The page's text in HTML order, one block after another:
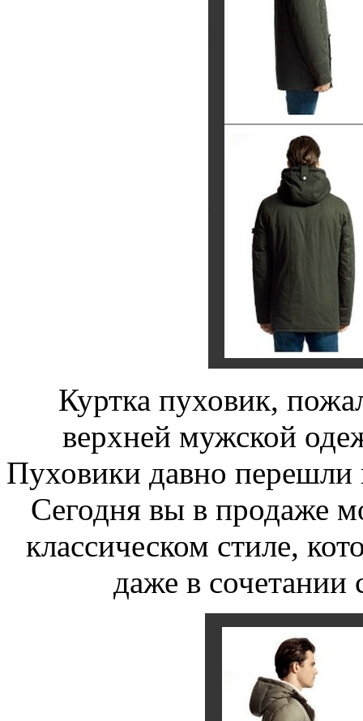
Куртка пуховик,
верхней мужской
Пуховики давно перешли
Сегодня вы в продаже
классическом стиле,
даже в сочетании